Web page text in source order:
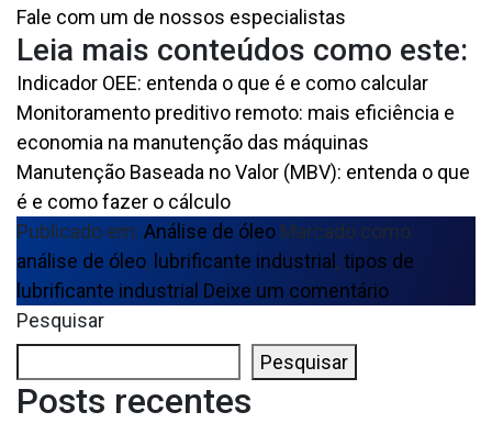
Fale com um de nossos especialistas
Leia mais conteúdos como este:
Indicador OEE: entenda o que é e como calcular
Monitoramento preditivo remoto: mais eficiência e
economia na manutenção das máquinas
Manutenção Baseada no Valor (MBV): entenda o que
é e como fazer o cálculo
Publicado em: Análise de óleo Marcado como:
análise de óleo, lubrificante industrial ,tipos de
lubrificante industrial Deixe um comentário
Pesquisar
Pesquisar
Posts recentes